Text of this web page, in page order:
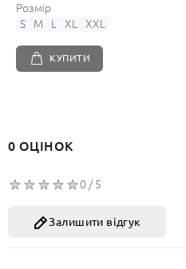
Розмір
S
M L XL XXL
КУПИТИ
0 ОЦІНОК
0 / 5
Залишити відгук